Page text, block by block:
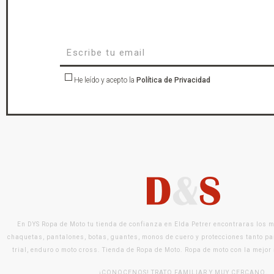
He leído y acepto la Política de Privacidad
En DYS Ropa de Moto tu tienda de confianza en Elda Petrer encontraras los
chaquetas, pantalones, botas, guantes, monos de cuero y protecciones tanto
trial, enduro o moto cross. Tienda de Ropa de Moto. Ropa de moto con la
¡CONOCENOS! TRATO FAMILIAR Y MUY CERCANO.